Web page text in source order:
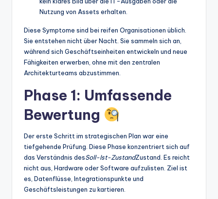
Nutzung von Assets erhalten.
Diese Symptome sind bei reifen Organisationen üblich.
Sie entstehen nicht über Nacht. Sie sammeln sich an,
während sich Geschäftseinheiten entwickeln und neue
Fähigkeiten erwerben, ohne mit den zentralen
Architekturteams abzustimmen.
Phase 1: Umfassende
Bewertung
Der erste Schritt im strategischen Plan war eine
tiefgehende Prüfung. Diese Phase konzentriert sich auf
das Verständnis desSoll-Ist-ZustandZustand. Es reicht
nicht aus, Hardware oder Software aufzulisten. Ziel ist
es, Datenflüsse, Integrationspunkte und
Geschäftsleistungen zu kartieren.